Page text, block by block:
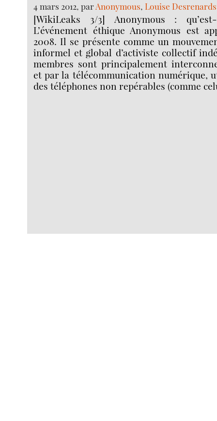
4 mars 2012, parAnonymous,Louise Desrenards
[WikiLeaks 3/3] Anonymous :
L’événement éthique Anonymous est
2008. Il se présente comme un
informel et global d’activiste collectif
membres sont principalement
et par la télécommunication numérique,
des téléphones non repérables (comme